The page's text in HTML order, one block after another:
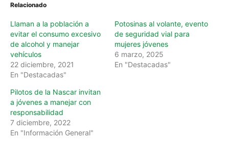
g
Relacionado
Llaman a la población a
evitar el consumo excesivo
de alcohol y manejar
vehículos
22 diciembre, 2021
En "Destacadas"
Potosinas al volante, evento
de seguridad vial para
mujeres jóvenes
6 marzo, 2025
En "Destacadas"
Pilotos de la Nascar invitan
a jóvenes a manejar con
responsabilidad
7 diciembre, 2022
En "Información General"